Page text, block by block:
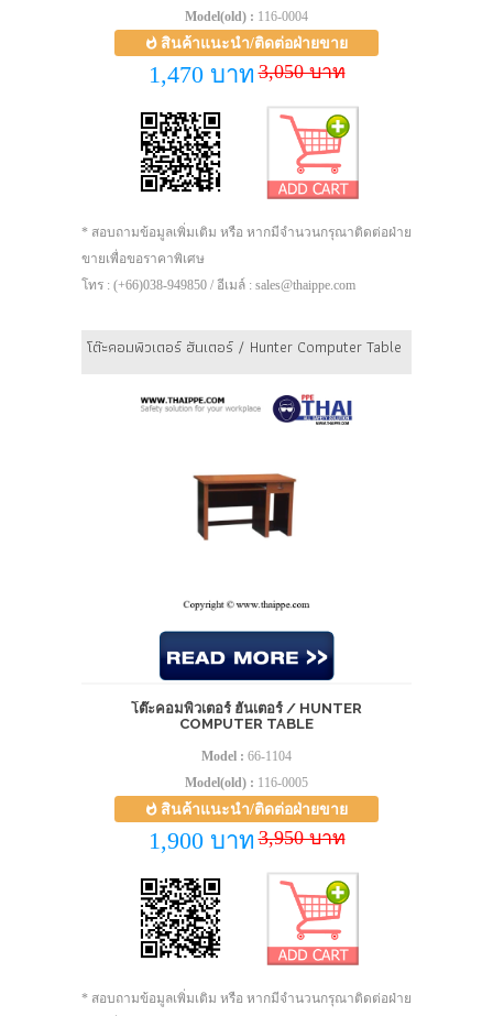
Model(old) : 116-0004
สินค้าแนะนำ/ติดต่อฝ่ายขาย
1,470 บาท 3,050 บาท
* สอบถามข้อมูลเพิ่มเติม หรือ หากมีจำนวนกรุณาติดต่อฝ่าย
ขายเพื่อขอราคาพิเศษ
โทร : (+66)038-949850 / อีเมล์ : sales@thaippe.com
โต๊ะคอมพิวเตอร์ ฮันเตอร์ / Hunter Computer Table
โต๊ะคอมพิวเตอร์ ฮันเตอร์ / HUNTER
COMPUTER TABLE
Model : 66-1104
Model(old) : 116-0005
สินค้าแนะนำ/ติดต่อฝ่ายขาย
1,900 บาท 3,950 บาท
* สอบถามข้อมูลเพิ่มเติม หรือ หากมีจำนวนกรุณาติดต่อฝ่าย